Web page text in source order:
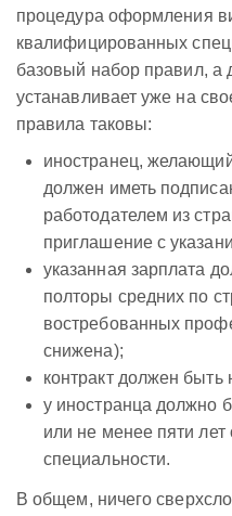
процедура оформления
квалифицированных
базовый набор правил, а
устанавливает уже на
правила таковы:
иностранец,
должен иметь
работодателем из
приглашение с
указанная зарплата
полторы средних по
востребованных
снижена);
контракт должен быть
у иностранца должно
или не менее пяти
специальности.
В общем, ничего